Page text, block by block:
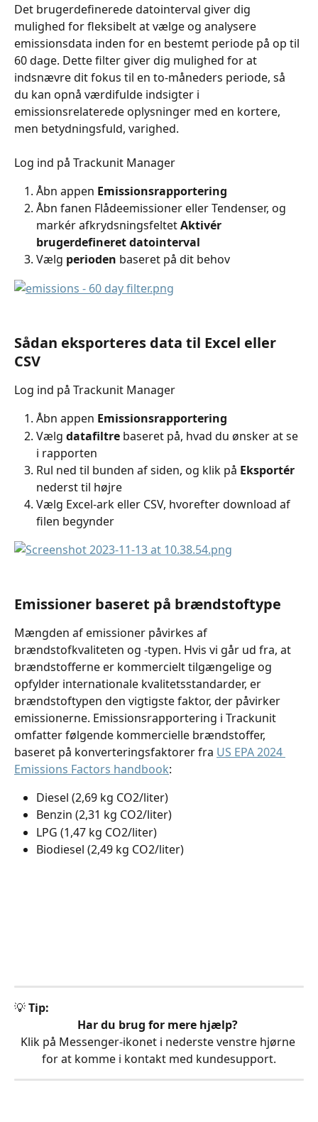
Det brugerdefinerede datointerval giver dig
mulighed for fleksibelt at vælge og analysere
emissionsdata inden for en bestemt periode på op til
60 dage. Dette filter giver dig mulighed for at
indsnævre dit fokus til en to-måneders periode, så
du kan opnå værdifulde indsigter i
emissionsrelaterede oplysninger med en kortere,
men betydningsfuld, varighed.
Log ind på Trackunit Manager
Åbn appen Emissionsrapportering
Åbn fanen Flådeemissioner eller Tendenser, og
markér afkrydsningsfeltet Aktivér
brugerdefineret datointerval
Vælg perioden baseret på dit behov
Sådan eksporteres data til Excel eller
CSV
Log ind på Trackunit Manager
Åbn appen Emissionsrapportering
Vælg datafiltre baseret på, hvad du ønsker at se
i rapporten
Rul ned til bunden af siden, og klik på Eksportér
nederst til højre
Vælg Excel-ark eller CSV, hvorefter download af
filen begynder
Emissioner baseret på brændstoftype
Mængden af emissioner påvirkes af
brændstofkvaliteten og -typen. Hvis vi går ud fra, at
brændstofferne er kommercielt tilgængelige og
opfylder internationale kvalitetsstandarder, er
brændstoftypen den vigtigste faktor, der påvirker
emissionerne. Emissionsrapportering i Trackunit
omfatter følgende kommercielle brændstoffer,
baseret på konverteringsfaktorer fra US EPA 2024
Emissions Factors handbook:
Diesel (2,69 kg CO2/liter)
Benzin (2,31 kg CO2/liter)
LPG (1,47 kg CO2/liter)
Biodiesel (2,49 kg CO2/liter)
💡 Tip:
Har du brug for mere hjælp?
Klik på Messenger-ikonet i nederste venstre hjørne
for at komme i kontakt med kundesupport.